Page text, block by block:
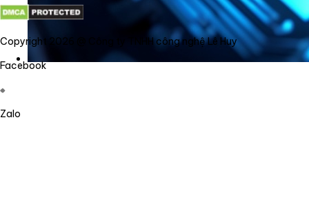
Copyright 2026 @ Công ty TNHH công nghệ Lê Huy
Facebook
Zalo